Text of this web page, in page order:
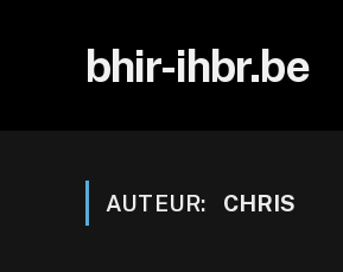
bhir-ihbr.be
AUTEUR: CHRIS